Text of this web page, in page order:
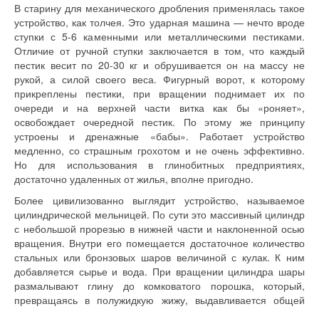
В старину для механического дробления применялась такое
устройство, как толчея. Это ударная машина — нечто вроде
ступки с 5-6 каменными или металлическими пестиками.
Отличие от ручной ступки заключается в том, что каждый
пестик весит по 20-30 кг и обрушивается он на массу не
рукой, а силой своего веса. Фигурный ворот, к которому
прикреплены пестики, при вращении поднимает их по
очереди и на верхней части витка как бы «роняет»,
освобождает очередной пестик. По этому же принципу
устроены и дренажные «бабы». Работает устройство
медленно, со страшным грохотом и не очень эффективно.
Но для использования в глинобитных предприятиях,
достаточно удаленных от жилья, вполне пригодно.
Более цивилизованно выглядит устройство, называемое
цилиндрической мельницей. По сути это массивный цилиндр
с небольшой прорезью в нижней части и наклоненной осью
вращения. Внутри его помещается достаточное количество
стальных или бронзовых шаров величиной с кулак. К ним
добавляется сырье и вода. При вращении цилиндра шары
размалывают глину до комковатого порошка, который,
превращаясь в полужидкую жижу, выдавливается общей